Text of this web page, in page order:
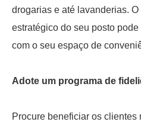
drogarias e até lavanderias.
estratégico do seu posto
com o seu espaço de
Adote um programa de
Procure beneficiar os clientes